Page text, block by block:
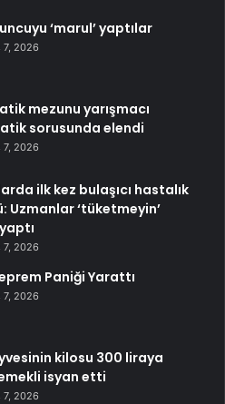
‘marul’ yaptılar
7, 2026
mezunu yarışmacı
sorusunda elendi
7, 2026
ilk kez bulaşıcı hastalık
Uzmanlar ‘tüketmeyin’
7, 2026
Paniği Yarattı
7, 2026
kilosu 300 liraya
isyan etti
7, 2026